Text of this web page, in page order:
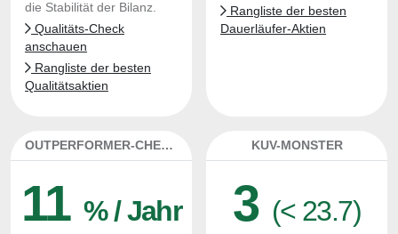
die Stabilität der Bilanz.
Qualitäts-Check
anschauen
Rangliste der besten
Qualitätsaktien
Rangliste der besten
Dauerläufer-Aktien
OUTPERFORMER-CHECK
11 % / Jahr
KUV-MONSTER
3 (< 23.7)